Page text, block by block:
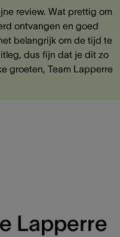
review. Wat prettig om
ontvangen en goed
belangrijk om de tijd te
dus fijn dat je dit zo
groeten, Team Lapperre
Lapperre